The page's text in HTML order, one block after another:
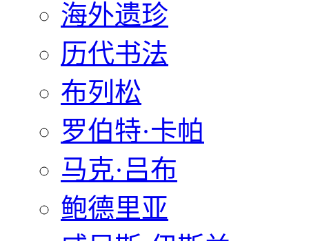
海外遗珍
历代书法
布列松
罗伯特·卡帕
马克·吕布
鲍德里亚